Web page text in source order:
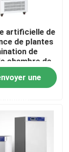
artificielle de
de plantes
de
chambre de
climat
une